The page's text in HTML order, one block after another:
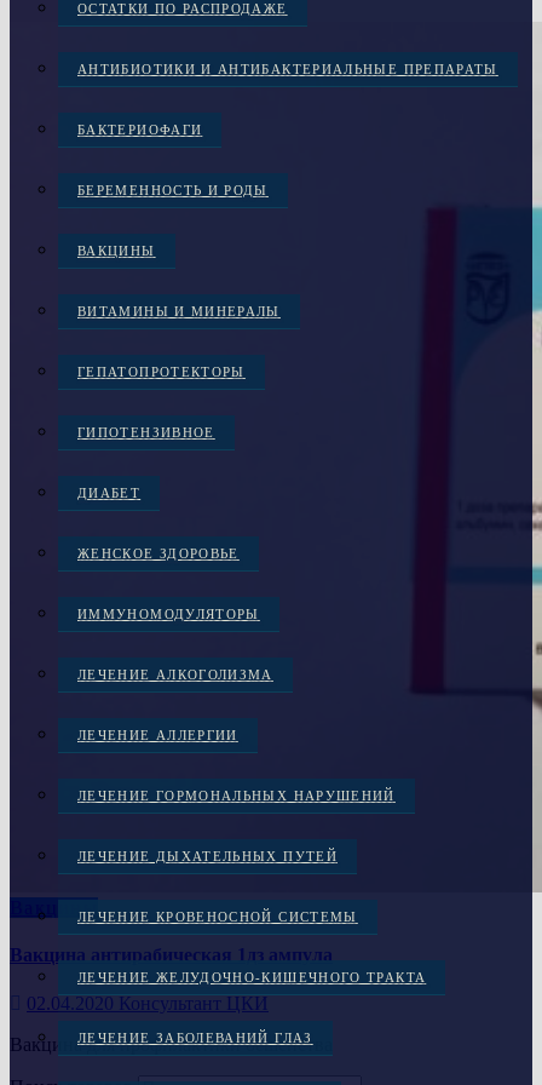
ОСТАТКИ ПО РАСПРОДАЖЕ
АНТИБИОТИКИ И АНТИБАКТЕРИАЛЬНЫЕ ПРЕПАРАТЫ
БАКТЕРИОФАГИ
БЕРЕМЕННОСТЬ И РОДЫ
ВАКЦИНЫ
ВИТАМИНЫ И МИНЕРАЛЫ
ГЕПАТОПРОТЕКТОРЫ
ГИПОТЕНЗИВНОЕ
ДИАБЕТ
ЖЕНСКОЕ ЗДОРОВЬЕ
ИММУНОМОДУЛЯТОРЫ
ЛЕЧЕНИЕ АЛКОГОЛИЗМА
ЛЕЧЕНИЕ АЛЛЕРГИИ
ЛЕЧЕНИЕ ГОРМОНАЛЬНЫХ НАРУШЕНИЙ
ЛЕЧЕНИЕ ДЫХАТЕЛЬНЫХ ПУТЕЙ
ЛЕЧЕНИЕ КРОВЕНОСНОЙ СИСТЕМЫ
ЛЕЧЕНИЕ ЖЕЛУДОЧНО-КИШЕЧНОГО ТРАКТА
ЛЕЧЕНИЕ ЗАБОЛЕВАНИЙ ГЛАЗ
Вакцины
Вакцина антирабическая 1дз ампула
02.04.2020 Консультант ЦКИ
Вакцина для профилактики бешенства